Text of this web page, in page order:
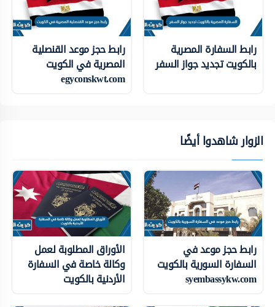
رابط السفارة المصرية
بالكويت تجديد جواز السفر
رابط حجز موعد القنصلية
المصرية في الكويت
egyconskwt.com
الزوار شاهدوا أيضًا
رابط حجز موعد في
السفارة السورية بالكويت
syembassykw.com
الأوراق المطلوبة لعمل
وكالة خاصة في السفارة
الأردنية بالكويت